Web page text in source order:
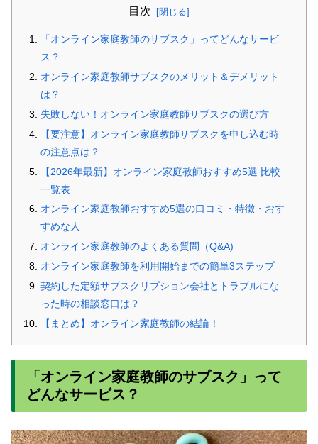
目次
「オンライン家庭教師のサブスク」ってどんなサービ
ス？
オンライン家庭教師サブスクのメリット＆デメリット
は？
失敗しない！オンライン家庭教師サブスクの選び方
【要注意】オンライン家庭教師サブスクを申し込む時
の注意点は？
【2026年最新】オンライン家庭教師おすすめ5選 比較
一覧表
オンライン家庭教師おすすめ5選の口コミ・特徴・おす
すめな人
オンライン家庭教師のよくある質問（Q&A)
オンライン家庭教師を利用開始までの簡単3ステップ
契約した定額サブスクリプション会社とトラブルにな
った時の相談窓口は？
【まとめ】オンライン家庭教師の結論！
「オンライン家庭教師のサブスク」って
どんなサービス？